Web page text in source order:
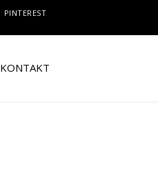
PINTEREST
KONTAKT